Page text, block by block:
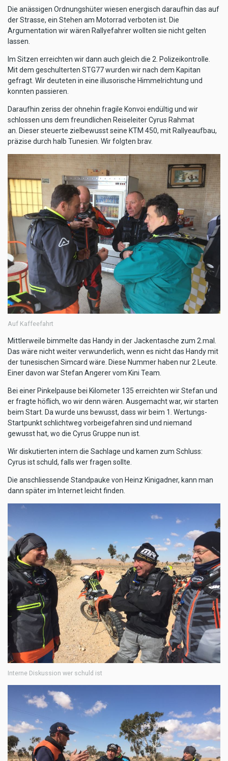
Die anässigen Ordnungshüter wiesen energisch daraufhin das auf
der Strasse, ein Stehen am Motorrad verboten ist. Die
Argumentation wir wären Rallyefahrer wollten sie nicht gelten
lassen.
Im Sitzen erreichten wir dann auch gleich die 2. Polizeikontrolle.
Mit dem geschulterten STG77 wurden wir nach dem Kapitan
gefragt. Wir deuteten in eine illusorische Himmelrichtung und
konnten passieren.
Daraufhin zeriss der ohnehin fragile Konvoi endültig und wir
schlossen uns dem freundlichen Reiseleiter Cyrus Rahmat
an. Dieser steuerte zielbewusst seine KTM 450, mit Rallyeaufbau,
präzise durch halb Tunesien. Wir folgten brav.
Auf Kaffeefahrt
Mittlerweile bimmelte das Handy in der Jackentasche zum 2.mal.
Das wäre nicht weiter verwunderlich, wenn es nicht das Handy mit
der tunesischen Simcard wäre. Diese Nummer haben nur 2 Leute.
Einer davon war Stefan Angerer vom Kini Team.
Bei einer Pinkelpause bei Kilometer 135 erreichten wir Stefan und
er fragte höflich, wo wir denn wären. Ausgemacht war, wir starten
beim Start. Da wurde uns bewusst, dass wir beim 1. Wertungs-
Startpunkt schlichtweg vorbeigefahren sind und niemand
gewusst hat, wo die Cyrus Gruppe nun ist.
Wir diskutierten intern die Sachlage und kamen zum Schluss:
Cyrus ist schuld, falls wer fragen sollte.
Die anschliessende Standpauke von Heinz Kinigadner, kann man
dann später im Internet leicht finden.
Interne Diskussion wer schuld ist